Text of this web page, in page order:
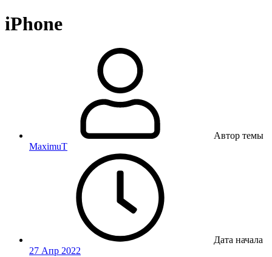
iPhone
Автор темы
MaximuT
Дата начала
27 Апр 2022